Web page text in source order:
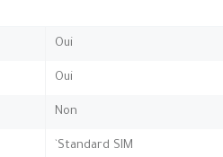
Oui
Oui
Non
`Standard SIM